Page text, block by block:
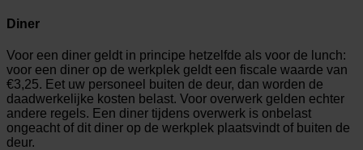
Diner
Voor een diner geldt in principe hetzelfde als voor de lunch:
voor een diner op de werkplek geldt een fiscale waarde van
€3,25. Eet uw personeel buiten de deur, dan worden de
daadwerkelijke kosten belast. Voor overwerk gelden echter
andere regels. Een diner tijdens overwerk is onbelast
ongeacht of dit diner op de werkplek plaatsvindt of buiten de
deur.